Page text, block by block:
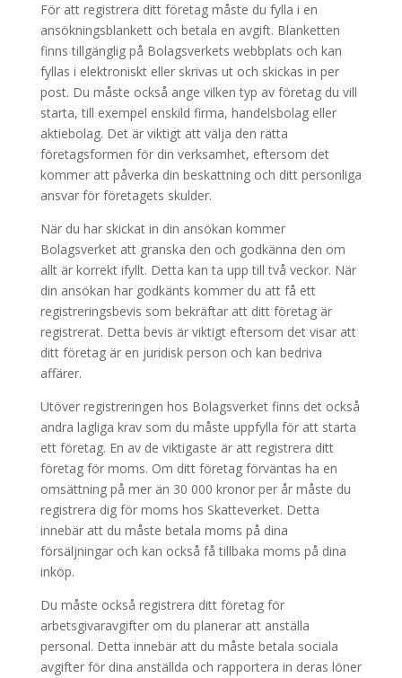
För att registrera ditt företag måste du fylla i en
ansökningsblankett och betala en avgift. Blanketten
finns tillgänglig på Bolagsverkets webbplats och kan
fyllas i elektroniskt eller skrivas ut och skickas in per
post. Du måste också ange vilken typ av företag du vill
starta, till exempel enskild firma, handelsbolag eller
aktiebolag. Det är viktigt att välja den rätta
företagsformen för din verksamhet, eftersom det
kommer att påverka din beskattning och ditt personliga
ansvar för företagets skulder.
När du har skickat in din ansökan kommer
Bolagsverket att granska den och godkänna den om
allt är korrekt ifyllt. Detta kan ta upp till två veckor. När
din ansökan har godkänts kommer du att få ett
registreringsbevis som bekräftar att ditt företag är
registrerat. Detta bevis är viktigt eftersom det visar att
ditt företag är en juridisk person och kan bedriva
affärer.
Utöver registreringen hos Bolagsverket finns det också
andra lagliga krav som du måste uppfylla för att starta
ett företag. En av de viktigaste är att registrera ditt
företag för moms. Om ditt företag förväntas ha en
omsättning på mer än 30 000 kronor per år måste du
registrera dig för moms hos Skatteverket. Detta
innebär att du måste betala moms på dina
försäljningar och kan också få tillbaka moms på dina
inköp.
Du måste också registrera ditt företag för
arbetsgivaravgifter om du planerar att anställa
personal. Detta innebär att du måste betala sociala
avgifter för dina anställda och rapportera in deras löner